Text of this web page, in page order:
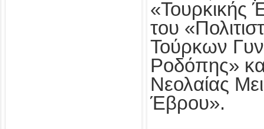
«Τουρκικής
του
Τούρκων
Ροδόπης»
Νεολαίας
Έβρου».